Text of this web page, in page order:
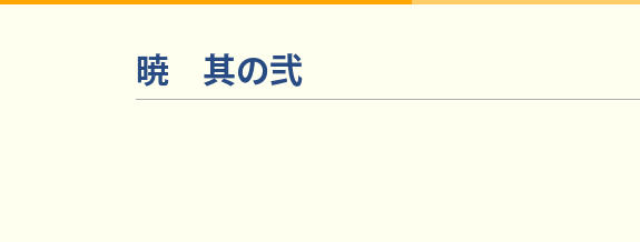
暁 其の弐